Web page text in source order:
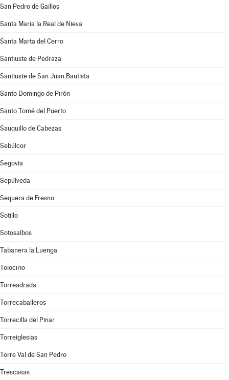
San Pedro de Gaíllos
Santa María la Real de Nieva
Santa Marta del Cerro
Santiuste de Pedraza
Santiuste de San Juan Bautista
Santo Domingo de Pirón
Santo Tomé del Puerto
Sauquillo de Cabezas
Sebúlcor
Segovia
Sepúlveda
Sequera de Fresno
Sotillo
Sotosalbos
Tabanera la Luenga
Tolocirio
Torreadrada
Torrecaballeros
Torrecilla del Pinar
Torreiglesias
Torre Val de San Pedro
Trescasas